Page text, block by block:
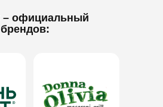
– официальный